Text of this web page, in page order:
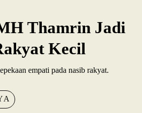
Thamrin Jadi
Kecil
empati pada nasib rakyat.